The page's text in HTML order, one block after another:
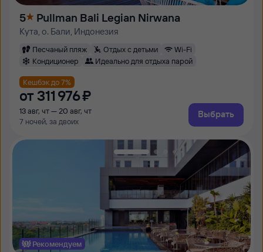
5 Pullman Bali Legian Nirwana
Кута, о. Бали, Индонезия
Песчаный пляж Отдых с детьми
Wi-Fi
Кондиционер
Идеально для отдыха парой
Кешбэк до 7%
от 311 ⁠976 ⁠₽
13 авг, чт — 20 авг, чт
7 ночей, за двоих
Выбрать
Рекомендуем